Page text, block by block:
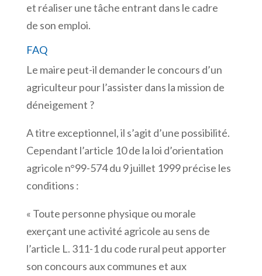
et réaliser une tâche entrant dans le cadre
de son emploi.
FAQ
Le maire peut-il demander le concours d’un
agriculteur pour l’assister dans la mission de
déneigement ?
A titre exceptionnel, il s’agit d’une possibilité.
Cependant l’article 10 de la loi d’orientation
agricole n°99-574 du 9 juillet 1999 précise les
conditions :
« Toute personne physique ou morale
exerçant une activité agricole au sens de
l’article L. 311-1 du code rural peut apporter
son concours aux communes et aux